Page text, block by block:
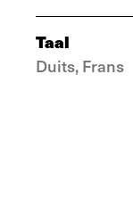
Taal
Duits, Frans